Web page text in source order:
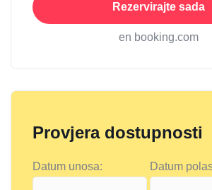
Rezervirajte sada
en booking.com
Provjera dostupnosti
Datum unosa: Datum